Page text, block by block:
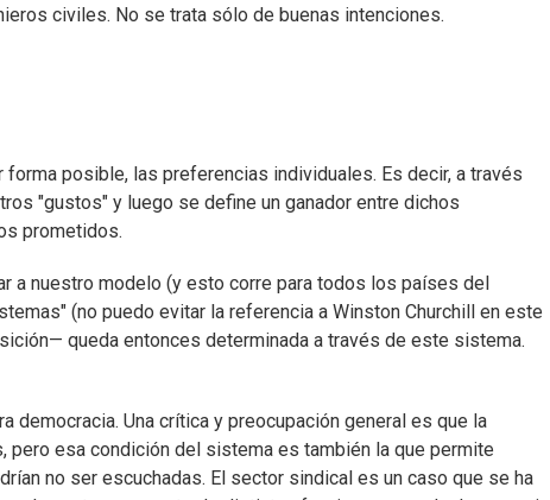
civiles. No se trata sólo de buenas intenciones.
posible, las preferencias individuales. Es decir, a través
"gustos" y luego se define un ganador entre dichos
prometidos.
a nuestro modelo (y esto corre para todos los países del
(no puedo evitar la referencia a Winston Churchill en este
queda entonces determinada a través de este sistema.
democracia. Una crítica y preocupación general es que la
esa condición del sistema es también la que permite
no ser escuchadas. El sector sindical es un caso que se ha